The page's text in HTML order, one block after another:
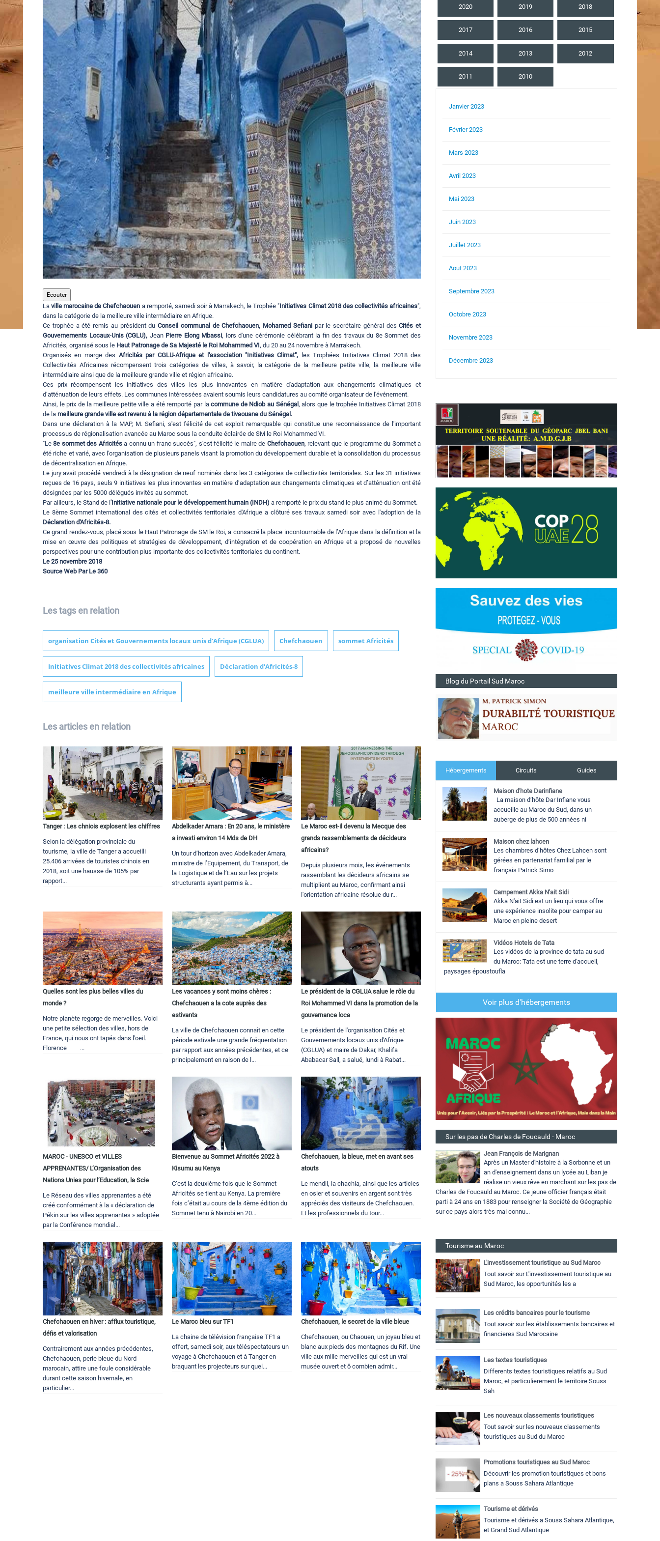
Ecouter
Laville marocaine de Chefchaouen a remporté, samedi soir à Marrakech, le Trophée "Initiatives Climat 2018 des collectivités africaines",
dans la catégorie de la meilleure ville intermédiaire en Afrique.
Ce trophée a été remis au président du Conseil communal de Chefchaouen, Mohamed Sefianipar le secrétaire général desCités et
Gouvernements Locaux-Unis (CGLU), Jean Pierre Elong Mbassi, lors d'une cérémonie célébrant la fin des travaux du 8e Sommet des
Africités, organisé sous le Haut Patronage de Sa Majesté le Roi Mohammed VI, du 20 au 24 novembre à Marrakech.
Organisés en marge des Africités par CGLU-Afrique et l'association "Initiatives Climat", les Trophées Initiatives Climat 2018 des
Collectivités Africaines récompensent trois catégories de villes, à savoir, la catégorie de la meilleure petite ville, la meilleure ville
intermédiaire ainsi que de la meilleure grande ville et région africaine.
Ces prix récompensent les initiatives des villes les plus innovantes en matière d'adaptation aux changements climatiques et
d’atténuation de leurs effets. Les communes intéressées avaient soumis leurs candidatures au comité organisateur de l'événement.
Ainsi, le prix de la meilleure petite ville a été remporté par lacommune de Ndiob au Sénégal , alors que le trophée Initiatives Climat 2018
de la meilleure grande ville est revenu à la région départementale de tivaouane du Sénégal.
Dans une déclaration à la MAP, M. Sefiani, s'est félicité de cet exploit remarquable qui constitue une reconnaissance de l'important
processus de régionalisation avancée au Maroc sous la conduite éclairée de SM le Roi Mohammed VI.
"Le8e sommet des Africitésa connu un franc succès", s'est félicité le maire de Chefchaouen, relevant que le programme du Sommet a
été riche et varié, avec l'organisation de plusieurs panels visant la promotion du développement durable et la consolidation du processus
de décentralisation en Afrique.
Le jury avait procédé vendredi à la désignation de neuf nominés dans les 3 catégories de collectivités territoriales. Sur les 31 initiatives
reçues de 16 pays, seuls 9 initiatives les plus innovantes en matière d’adaptation aux changements climatiques et d’atténuation ont été
désignées par les 5000 délégués invités au sommet.
Par ailleurs, le Stand de l 'Initiative nationale pour le développement humain (INDH) a remporté le prix du stand le plus animé du Sommet.
Le 8ème Sommet international des cités et collectivités territoriales d'Afrique a clôturé ses travaux samedi soir avec l'adoption de la
Déclaration d'Africités-8.
Ce grand rendez-vous, placé sous le Haut Patronage de SM le Roi, a consacré la place incontournable de l’Afrique dans la définition et la
mise en œuvre des politiques et stratégies de développement, d’intégration et de coopération en Afrique et a proposé de nouvelles
perspectives pour une contribution plus importante des collectivités territoriales du continent.
Le 25 novembre 2018
Source Web Par Le 360
Les tags en relation
organisation Cités et Gouvernements locaux unis d'Afrique (CGLUA) Chefchaouen sommet Africités
Initiatives Climat 2018 des collectivités africaines Déclaration d'Africités-8
meilleure ville intermédiaire en Afrique
Les articles en relation
Tanger : Les chniois explosent les chiffres
Selon la délégation provinciale du
tourisme, la ville de Tanger a accueilli
25.406 arrivées de touristes chinois en
2018, soit une hausse de 105% par
rapport...
Abdelkader Amara : En 20 ans, le ministère
a investi environ 14 Mds de DH
Un tour d’horizon avec Abdelkader Amara,
ministre de l’Equipement, du Transport, de
la Logistique et de l’Eau sur les projets
structurants ayant permis à...
Le Maroc est-il devenu la Mecque des
grands rassemblements de décideurs
africains?
Depuis plusieurs mois, les événements
rassemblant les décideurs africains se
multiplient au Maroc, confirmant ainsi
l'orientation africaine résolue du r...
Quelles sont les plus belles villes du
monde ?
Notre planète regorge de merveilles. Voici
une petite sélection des villes, hors de
France, qui nous ont tapés dans l'oeil.
Florence ...
Les vacances y sont moins chères :
Chefchaouen a la cote auprès des
estivants
La ville de Chefchaouen connaît en cette
période estivale une grande fréquentation
par rapport aux années précédentes, et ce
principalement en raison de l...
Le président de la CGLUA salue le rôle du
Roi Mohammed VI dans la promotion de la
gouvernance loca
Le président de l'organisation Cités et
Gouvernements locaux unis d'Afrique
(CGLUA) et maire de Dakar, Khalifa
Ababacar Sall, a salué, lundi à Rabat...
MAROC - UNESCO et VILLES
APPRENANTES/ L’Organisation des
Nations Unies pour l’Education, la Scie
Le Réseau des villes apprenantes a été
créé conformément à la « déclaration de
Pékin sur les villes apprenantes » adoptée
par la Conférence mondial...
Bienvenue au Sommet Africités 2022 à
Kisumu au Kenya
C’est la deuxième fois que le Sommet
Africités se tient au Kenya. La première
fois c’était au cours de la 4ème édition du
Sommet tenu à Nairobi en 20...
Chefchaouen, la bleue, met en avant ses
atouts
Le mendil, la chachia, ainsi que les articles
en osier et souvenirs en argent sont très
appréciés des visiteurs de Chefchaouen.
Et les professionnels du tour...
Chefchaouen en hiver : afflux touristique,
défis et valorisation
Contrairement aux années précédentes,
Chefchaouen, perle bleue du Nord
marocain, attire une foule considérable
durant cette saison hivernale, en
particulier...
Le Maroc bleu sur TF1
La chaine de télévision française TF1 a
offert, samedi soir, aux téléspectateurs un
voyage à Chefchaouen et à Tanger en
braquant les projecteurs sur quel...
Chefchaouen, le secret de la ville bleue
Chefchaouen, ou Chaouen, un joyau bleu et
blanc aux pieds des montagnes du Rif. Une
ville aux mille merveilles qui est un vrai
musée ouvert et ô combien admir...
2020 2019 2018
2017 2016 2015
2014 2013 2012
2011 2010
Janvier 2023
Février 2023
Mars 2023
Avril 2023
Mai 2023
Juin 2023
Juillet 2023
Aout 2023
Septembre 2023
Octobre 2023
Novembre 2023
Décembre 2023
Blog du Portail Sud Maroc
Hébergements Circuits Guides
Maison d'hote Darinfiane
La maison d’hôte Dar Infiane vous
accueille au Maroc du Sud, dans un
auberge de plus de 500 années ni
Maison chez lahcen
Les chambres d’hôtes Chez Lahcen sont
gérées en partenariat familial par le
français Patrick Simo
Campement Akka N'ait Sidi
Akka N'ait Sidi est un lieu qui vous offre
une expérience insolite pour camper au
Maroc en pleine desert
Vidéos Hotels de Tata
Les vidéos de la province de tata au sud
du Maroc: Tata est une terre d'accueil,
paysages époustoufla
Voir plus d'hébergements
Sur les pas de Charles de Foucauld - Maroc
Jean François de Marignan
Après un Master d'histoire à la Sorbonne et un
an d'enseignement dans un lycée au Liban je
réalise un vieux rêve en marchant sur les pas de
Charles de Foucauld au Maroc. Ce jeune officier français était
parti à 24 ans en 1883 pour renseigner la Société de Géographie
sur ce pays alors très mal connu...
Tourisme au Maroc
L'investissement touristique au Sud Maroc
Tout savoir sur L'investissement touristique au
Sud Maroc, les opportunités les a
Les crédits bancaires pour le tourisme
Tout savoir sur les établissements bancaires et
financieres Sud Marocaine
Les textes touristiques
Differents textes touristiques relatifs au Sud
Maroc, et particulierement le territoire Souss
Sah
Les nouveaux classements touristiques
Tout savoir sur les nouveaux classements
touristiques au Sud du Maroc
Promotions touristiques au Sud Maroc
Découvrir les promotion touristiques et bons
plans a Souss Sahara Atlantique
Tourisme et dérivés
Tourisme et dérivés a Souss Sahara Atlantique,
et Grand Sud Atlantique